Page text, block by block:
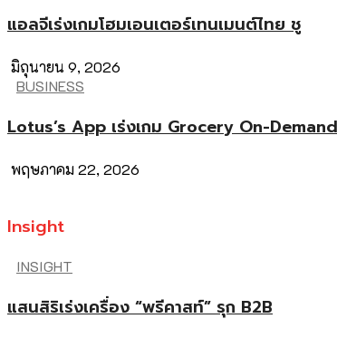
แอลจีเร่งเกมโฮมเอนเตอร์เทนเมนต์ไทย ชู
มิถุนายน 9, 2026
BUSINESS
Lotus’s App เร่งเกม Grocery On-Demand
พฤษภาคม 22, 2026
Insight
INSIGHT
แสนสิริเร่งเครื่อง “พรีคาสท์” รุก B2B